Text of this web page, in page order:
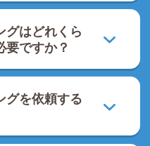
グはどれくら
要ですか？
グを依頼する